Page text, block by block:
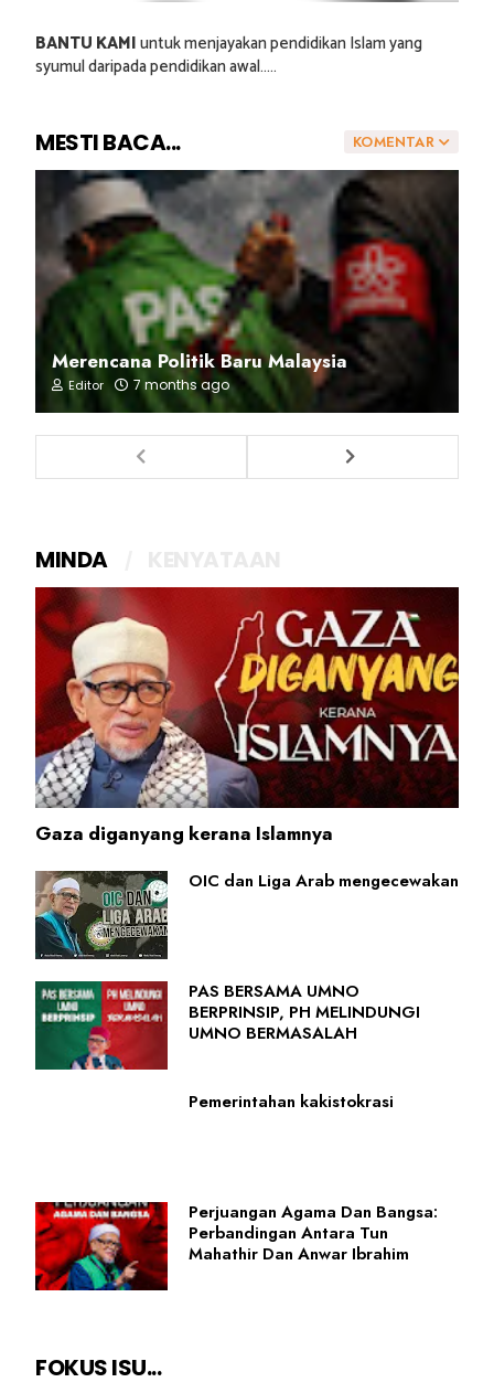
BANTU KAMIuntuk menjayakan pendidikan Islam yang
syumul daripada pendidikan awal.....
KOMENTAR
MESTI BACA...
Merencana Politik Baru Malaysia
Editor 7 months ago
MINDA
Gaza diganyang kerana Islamnya
OIC dan Liga Arab mengecewakan
PAS BERSAMA UMNO
BERPRINSIP, PH MELINDUNGI
UMNO BERMASALAH
Pemerintahan kakistokrasi
Perjuangan Agama Dan Bangsa:
Perbandingan Antara Tun
Mahathir Dan Anwar Ibrahim
FOKUS ISU...